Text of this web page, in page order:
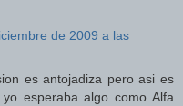
de 2009 a las
es antojadiza pero asi es
esperaba algo como Alfa